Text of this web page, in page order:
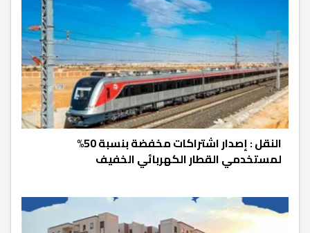
النقل : إصدار اشتراكات مخفضة بنسبة 50%
لمستخدمي القطار الكهربائي الخفيف